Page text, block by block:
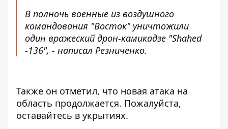
В полночь военные из воздушного
командования "Восток" уничтожили
один вражеский дрон-камикадзе "Shahed
-136", - написал Резниченко.
Также он отметил, что новая атака на
область продолжается. Пожалуйста,
оставайтесь в укрытиях.